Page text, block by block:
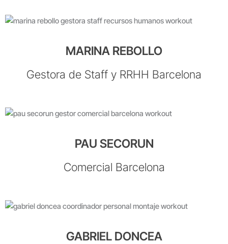
MARINA REBOLLO
Gestora de Staff y RRHH Barcelona
PAU SECORUN
Comercial Barcelona
GABRIEL DONCEA